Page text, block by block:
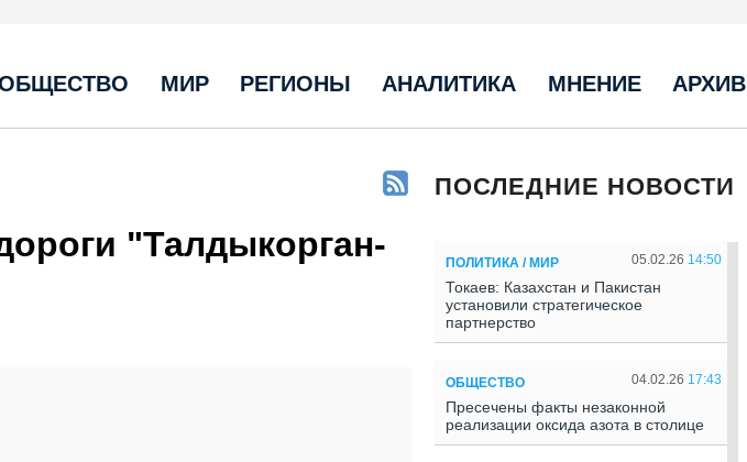
МИР РЕГИОНЫ АНАЛИТИКА МНЕНИЕ АРХИВ
"Талдыкорган-
ПОСЛЕДНИЕ НОВОСТИ
ПОЛИТИКА / МИР 05.02.26 14:50
Токаев: Казахстан и Пакистан
установили стратегическое
партнерство
ОБЩЕСТВО 04.02.26 17:43
Пресечены факты незаконной
реализации оксида азота в столице